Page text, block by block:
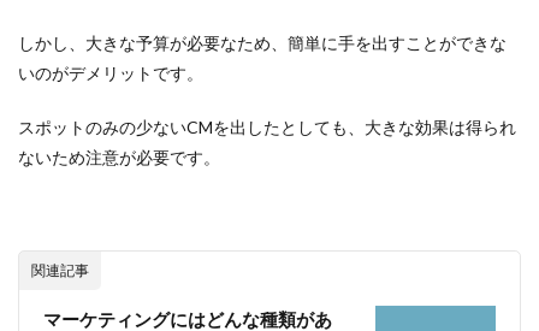
しかし、大きな予算が必要なため、簡単に手を出すことができな
いのがデメリットです。
スポットのみの少ないCMを出したとしても、大きな効果は得られ
ないため注意が必要です。
関連記事
マーケティングにはどんな種類があ